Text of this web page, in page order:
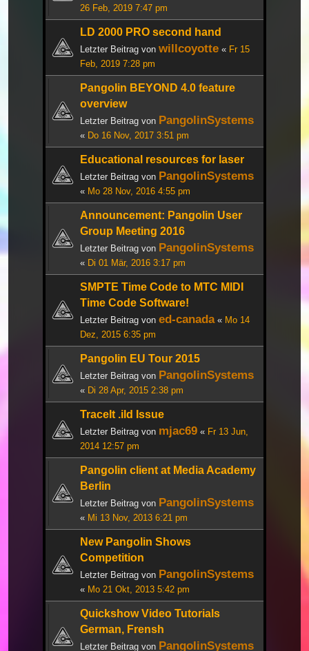
26 Feb, 2019 7:47 pm
LD 2000 PRO second hand
Letzter Beitrag von willcoyotte « Fr 15
Feb, 2019 7:28 pm
Pangolin BEYOND 4.0 feature
overview
Letzter Beitrag von PangolinSystems
« Do 16 Nov, 2017 3:51 pm
Educational resources for laser
Letzter Beitrag von PangolinSystems
« Mo 28 Nov, 2016 4:55 pm
Announcement: Pangolin User
Group Meeting 2016
Letzter Beitrag von PangolinSystems
« Di 01 Mär, 2016 3:17 pm
SMPTE Time Code to MTC MIDI
Time Code Software!
Letzter Beitrag von ed-canada« Mo 14
Dez, 2015 6:35 pm
Pangolin EU Tour 2015
Letzter Beitrag von PangolinSystems
« Di 28 Apr, 2015 2:38 pm
TraceIt .ild Issue
Letzter Beitrag von mjac69 « Fr 13 Jun,
2014 12:57 pm
Pangolin client at Media Academy
Berlin
Letzter Beitrag von PangolinSystems
« Mi 13 Nov, 2013 6:21 pm
New Pangolin Shows
Competition
Letzter Beitrag von PangolinSystems
« Mo 21 Okt, 2013 5:42 pm
Quickshow Video Tutorials
German, Frensh
Letzter Beitrag von PangolinSystems